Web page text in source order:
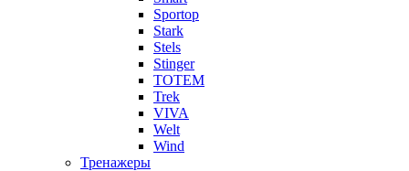
Sportop
Stark
Stels
Stinger
TOTEM
Trek
VIVA
Welt
Wind
Тренажеры